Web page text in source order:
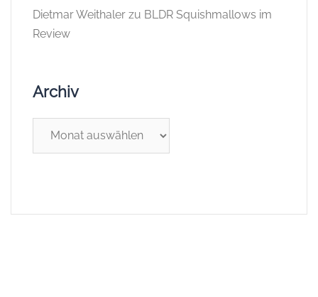
Dietmar Weithaler zu BLDR Squishmallows im
Review
Archiv